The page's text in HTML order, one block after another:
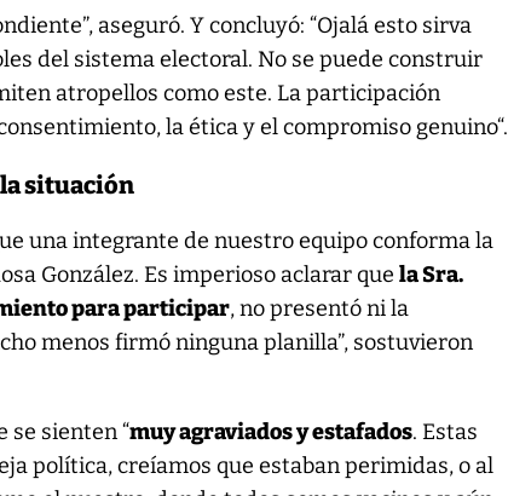
aseguró. Y concluyó: “Ojalá esto sirva
del sistema electoral. No se puede construir
atropellos como este. La participación
la ética y el compromiso genuino“.
situación
una integrante de nuestro equipo conforma la
González. Es imperioso aclarar quela Sra.
para participar, no presentó ni la
menos firmó ninguna planilla”, sostuvieron
se sienten “muy agraviados y estafados. Estas
política, creíamos que estaban perimidas, o al